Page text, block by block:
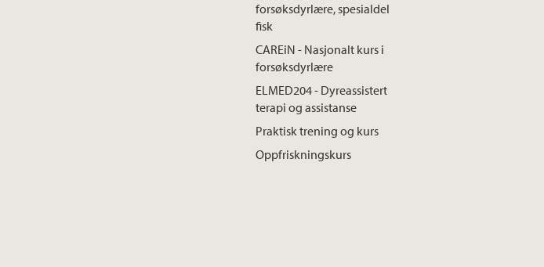
forsøksdyrlære, spesialdel
fisk
CAREiN - Nasjonalt kurs i
forsøksdyrlære
ELMED204 - Dyreassistert
terapi og assistanse
Praktisk trening og kurs
Oppfriskningskurs